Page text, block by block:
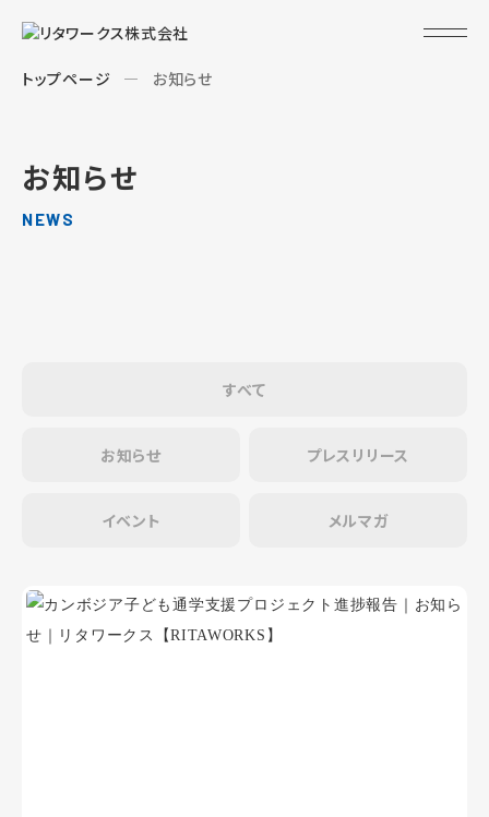
トップページ お知らせ
お知らせ
NEWS
すべて
お知らせ プレスリリース
イベント メルマガ